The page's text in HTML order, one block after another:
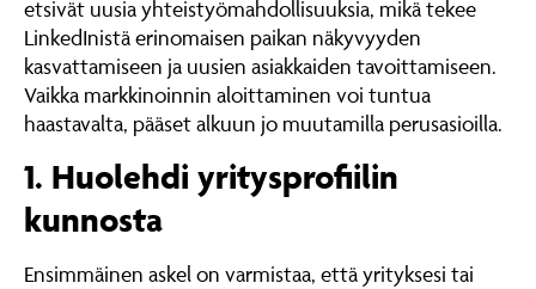
etsivät uusia yhteistyömahdollisuuksia, mikä tekee
LinkedInistä erinomaisen paikan näkyvyyden
kasvattamiseen ja uusien asiakkaiden tavoittamiseen.
Vaikka markkinoinnin aloittaminen voi tuntua
haastavalta, pääset alkuun jo muutamilla perusasioilla.
1. Huolehdi yritysprofiilin
kunnosta
Ensimmäinen askel on varmistaa, että yrityksesi tai